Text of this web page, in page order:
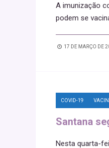
A imunização
podem se
17 DE MARÇO DE
COVID-19
Santana
Nesta quarta-